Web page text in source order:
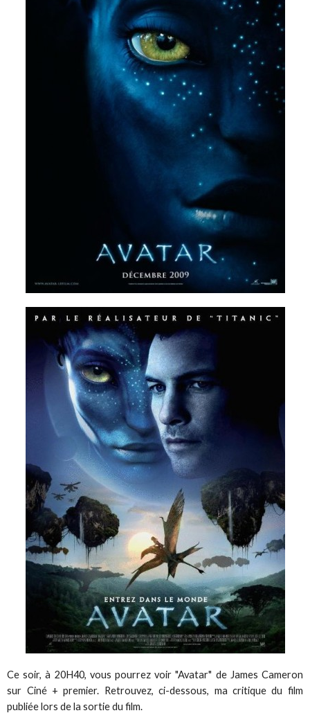
Ce soir, à 20H40, vous pourrez voir "Avatar" de James Cameron
sur Ciné + premier. Retrouvez, ci-dessous, ma critique du film
publiée lors de la sortie du film.